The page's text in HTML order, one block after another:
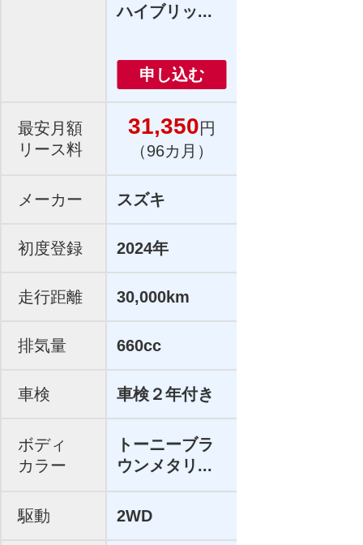
ハイブリッ...
申し込む
最安月額
リース料
31,350円
（96カ月）
メーカー スズキ
初度登録 2024年
走行距離 30,000km
排気量 660cc
車検 車検２年付き
ボディ
カラー
トーニーブラ
ウンメタリ...
駆動 2WD